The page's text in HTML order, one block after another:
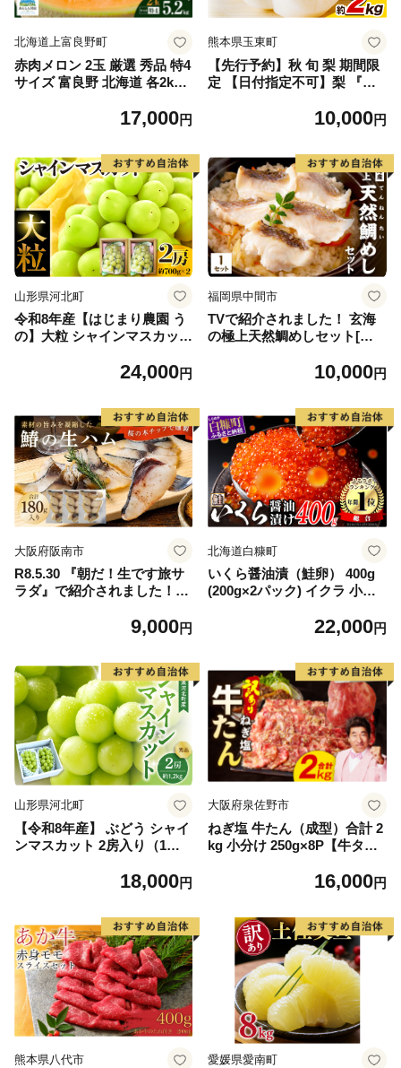
北海道上富良野町
赤肉メロン 2玉 厳選 秀品 特4
サイズ 富良野 北海道 各2kg
富良野 メロン めろん 果物 く
17,000円
熊本県玉東町
【先行予約】秋 旬 梨 期間限
定 【日付指定不可】梨 『松
ぷり 約2kg 5-7玉前後 《7月
田農園』なし 果物 スイーツ
フルーツ デザート スムージ
ー SDG`s
10,000円
山形県河北町
令和8年産【はじまり農園 う
の】大粒 シャインマスカット
河北町産 【河北町観光物産協
24,000円
福岡県中間市
TVで紹介されました！ 玄海
の極上天然鯛めしセット[鯛
だし]【010-0001】10,000円
大阪府阪南市
R8.5.30 『朝だ！生です旅サ
ラダ』で紹介されました！朝
生ハム ×3パック（1パックあ
9,000円
北海道白糠町
いくら醤油漬（鮭卵） 400g
(200g×2パック) イクラ 小分
くら醤油漬け 鮭 鮭卵 ikura
大好評品 北海道 白糠町
22,000円
山形県河北町
【令和8年産】 ぶどう シャイ
ンマスカット 2房入り（1房6
産【山形eLab】 ka074-023-r
18,000円
大阪府泉佐野市
ねぎ塩 牛たん（成型）合計 2
kg 小分け 250g×8P【牛タン
16,000円
熊本県八代市 愛媛県愛南町